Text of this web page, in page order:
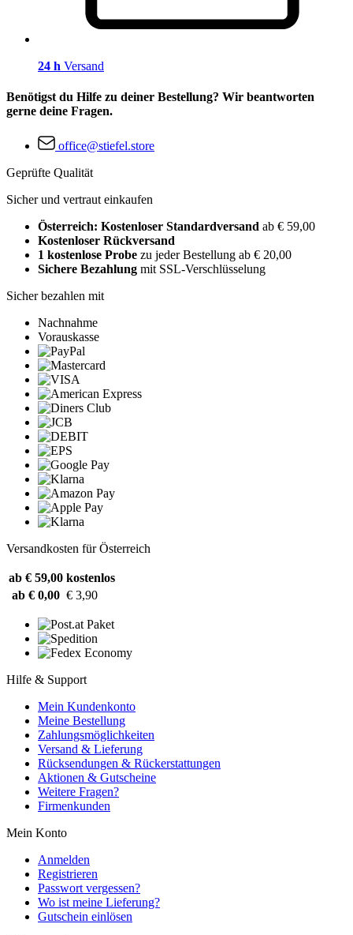
24 h Versand
Benötigst du Hilfe zu deiner Bestellung? Wir beantworten
gerne deine Fragen.
office@stiefel.store
Geprüfte Qualität
Sicher und vertraut einkaufen
Österreich: Kostenloser Standardversand ab € 59,00
Kostenloser Rückversand
1 kostenlose Probe zu jeder Bestellung ab € 20,00
Sichere Bezahlung mit SSL-Verschlüsselung
Sicher bezahlen mit
Nachnahme
Vorauskasse
Versandkosten für Österreich
ab € 59,00 kostenlos
ab € 0,00 € 3,90
Hilfe & Support
Mein Kundenkonto
Meine Bestellung
Zahlungsmöglichkeiten
Versand & Lieferung
Rücksendungen & Rückerstattungen
Aktionen & Gutscheine
Weitere Fragen?
Firmenkunden
Mein Konto
Anmelden
Registrieren
Passwort vergessen?
Wo ist meine Lieferung?
Gutschein einlösen